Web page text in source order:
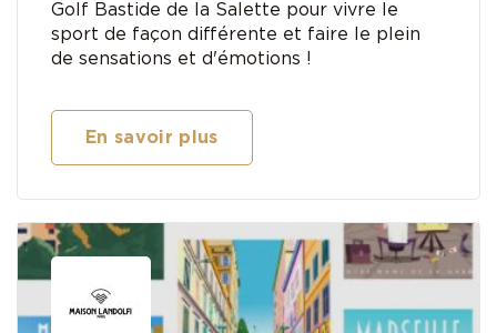
Golf Bastide de la Salette pour vivre le
sport de façon différente et faire le plein
de sensations et d'émotions !
En savoir plus